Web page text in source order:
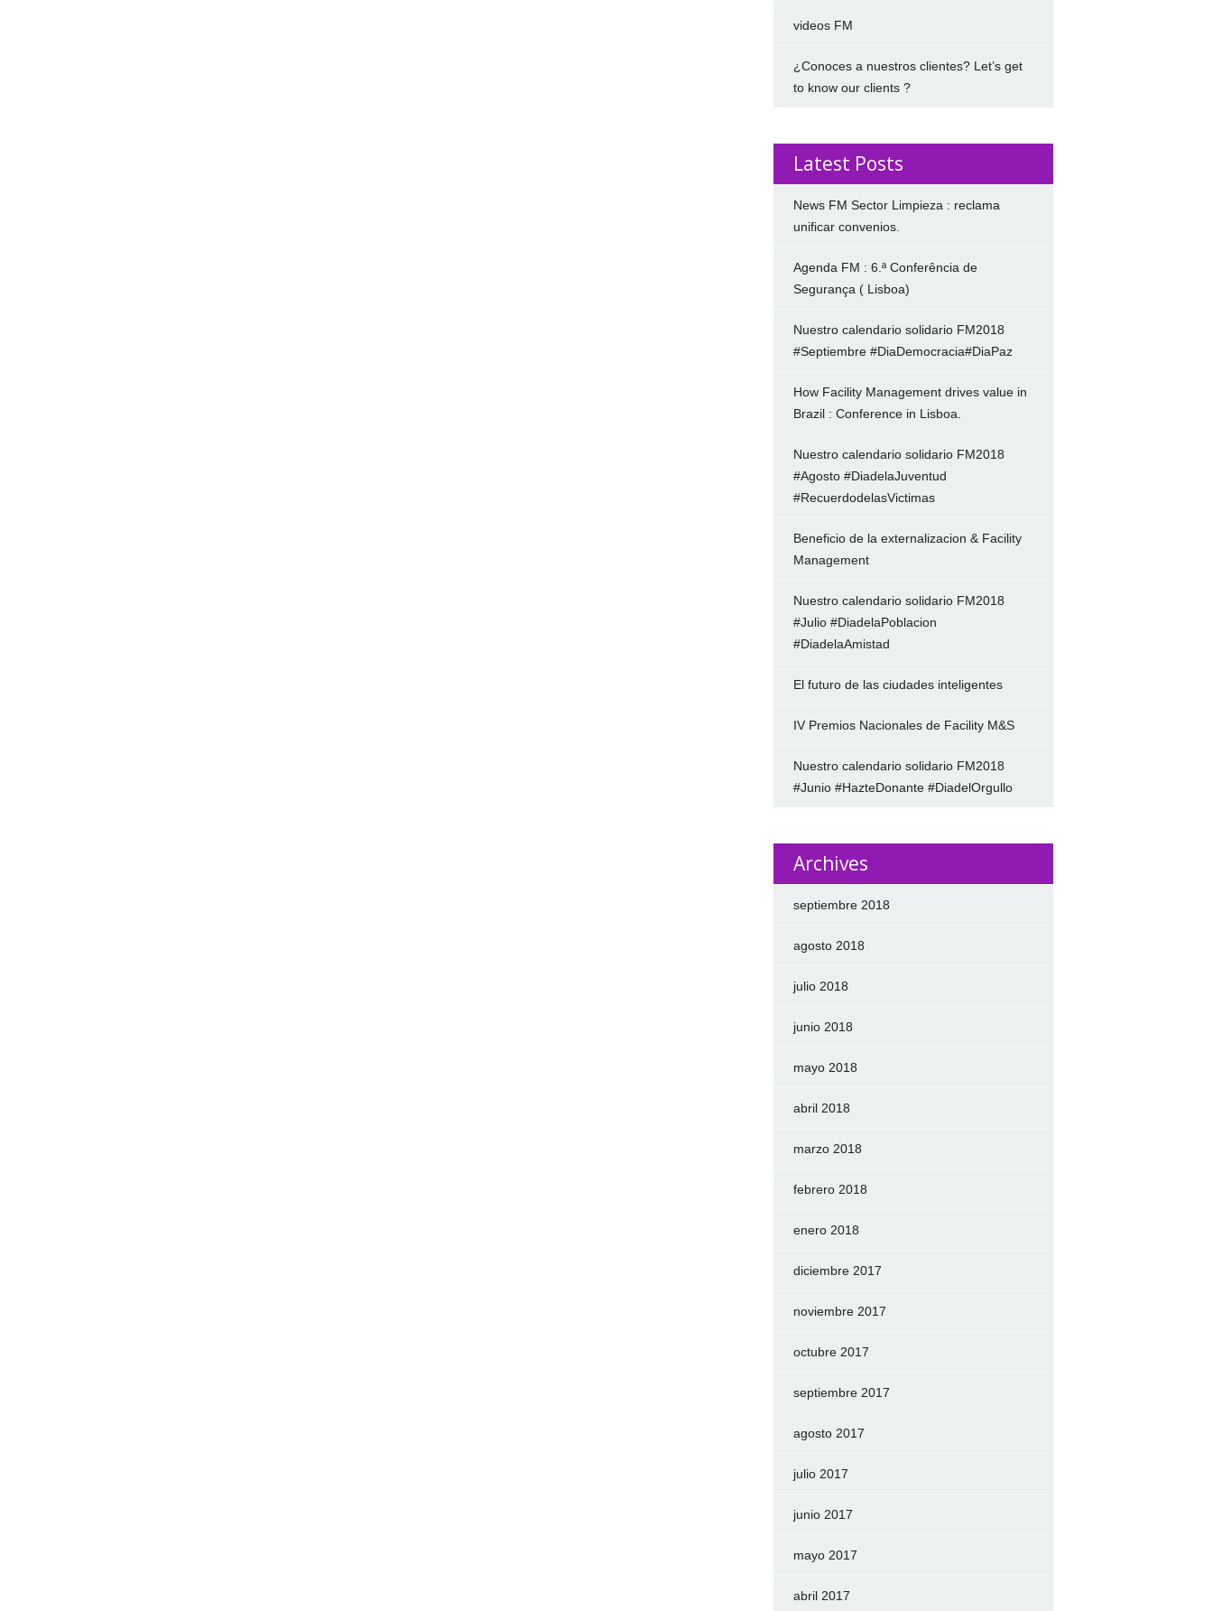
videos FM
¿Conoces a nuestros clientes? Let’s get
to know our clients ?
Latest Posts
News FM Sector Limpieza : reclama
unificar convenios.
Agenda FM : 6.ª Conferência de
Segurança ( Lisboa)
Nuestro calendario solidario FM2018
#Septiembre #DiaDemocracia#DiaPaz
How Facility Management drives value in
Brazil : Conference in Lisboa.
Nuestro calendario solidario FM2018
#Agosto #DiadelaJuventud
#RecuerdodelasVictimas
Beneficio de la externalizacion & Facility
Management
Nuestro calendario solidario FM2018
#Julio #DiadelaPoblacion
#DiadelaAmistad
El futuro de las ciudades inteligentes
IV Premios Nacionales de Facility M&S
Nuestro calendario solidario FM2018
#Junio #HazteDonante #DiadelOrgullo
Archives
septiembre 2018
agosto 2018
julio 2018
junio 2018
mayo 2018
abril 2018
marzo 2018
febrero 2018
enero 2018
diciembre 2017
noviembre 2017
octubre 2017
septiembre 2017
agosto 2017
julio 2017
junio 2017
mayo 2017
abril 2017